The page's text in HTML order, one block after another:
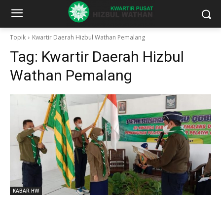
Topik Kwartir Daerah Hizbul Wathan Pemalang
Tag: Kwartir Daerah Hizbul
Wathan Pemalang
KABAR HW